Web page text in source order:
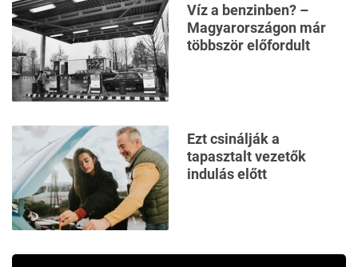
Víz a benzinben? –
Magyarországon már
többször előfordult
Ezt csinálják a
tapasztalt vezetők
indulás előtt